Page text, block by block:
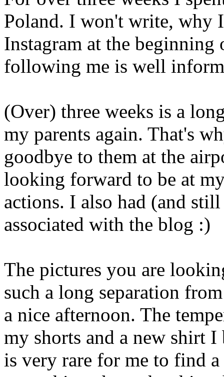
Poland. I won't write, why
Instagram at the
following me is well
(Over) three weeks is a
my parents again. That's
goodbye to them at the
looking forward to be at
actions. I also had (and
associated with the blog :)
The pictures you are
such a long separation
a nice afternoon. The
my shorts and a new shirt
is very rare for me to find